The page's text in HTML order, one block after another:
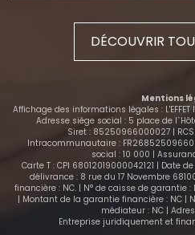
DÉCOUVRIR
Mentions
Affichage des informations légales : L'EFFET
Adresse siège social : 5 place de
Siret : 85250966000027 | RCS
Intracommunautaire : FR26852509660
social : 10 000 |
Carte T : CPI 68012019000042121 |
délivrance : 8 rue du 17 Novembre
financière : NC. | N° de caisse de garantie
| Montant de la garantie financière : NC |
médiateur : NC |
Entreprise juridiquement et